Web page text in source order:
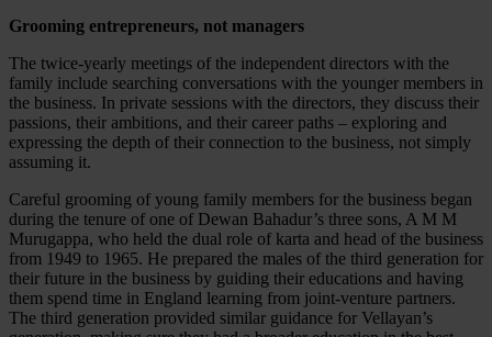
Grooming entrepreneurs, not managers
The twice-yearly meetings of the independent directors with the
family include searching conversations with the younger members in
the business. In private sessions with the directors, they discuss their
passions, their ambitions, and their career paths – exploring and
expressing the depth of their connection to the business, not simply
assuming it.
Careful grooming of young family members for the business began
during the tenure of one of Dewan Bahadur’s three sons, A M M
Murugappa, who held the dual role of karta and head of the business
from 1949 to 1965. He prepared the males of the third generation for
their future in the business by guiding their educations and having
them spend time in England learning from joint-venture partners.
The third generation provided similar guidance for Vellayan’s